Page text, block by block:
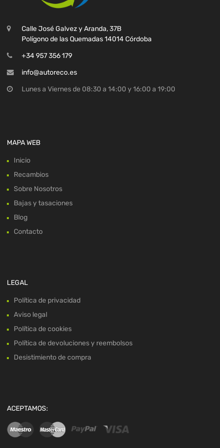
Calle José Galvez y Aranda, 37B
Polígono de las Quemadas 14014 Córdoba
+34 957 356 179
info@autoreco.es
Lunes a Viernes de 08:30 a 14:00 y 16:00 a 19:00
MAPA WEB
Inicio
Recambios
Sobre Nosotros
Bajas y tasaciones
Blog
Contacto
LEGAL
Política de privacidad
Aviso legal
Política de cookies
Política de devoluciones y reembolsos
Desistimiento de compra
ACEPTAMOS: